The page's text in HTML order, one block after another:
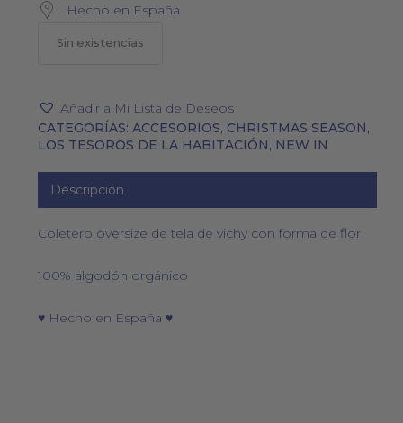
Hecho en España
Sin existencias
Añadir a Mi Lista de Deseos
CATEGORÍAS: ACCESORIOS, CHRISTMAS SEASON,
LOS TESOROS DE LA HABITACIÓN, NEW IN
Descripción
Coletero oversize de tela de vichy con forma de flor
100% algodón orgánico
♥ Hecho en España ♥